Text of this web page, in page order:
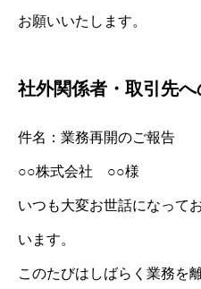
お願いいたします。
社外関係者・取引先へ
件名：業務再開のご報告
○○株式会社 ○○様
いつも大変お世話になっ
います。
このたびはしばらく業務を